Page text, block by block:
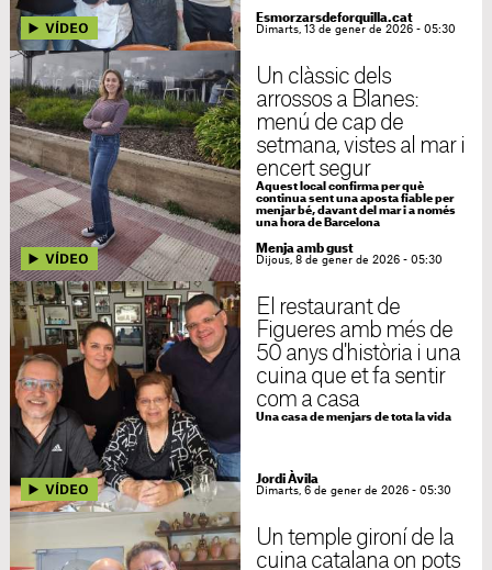
Esmorzarsdeforquilla.cat
Dimarts, 13 de gener de 2026 - 05:30
Un clàssic dels
arrossos a Blanes:
menú de cap de
setmana, vistes al mar i
encert segur
Aquest local confirma per què
continua sent una aposta fiable per
menjar bé, davant del mar i a només
una hora de Barcelona
Menja amb gust
Dijous, 8 de gener de 2026 - 05:30
El restaurant de
Figueres amb més de
50 anys d'història i una
cuina que et fa sentir
com a casa
Una casa de menjars de tota la vida
Jordi Àvila
Dimarts, 6 de gener de 2026 - 05:30
Un temple gironí de la
cuina catalana on pots